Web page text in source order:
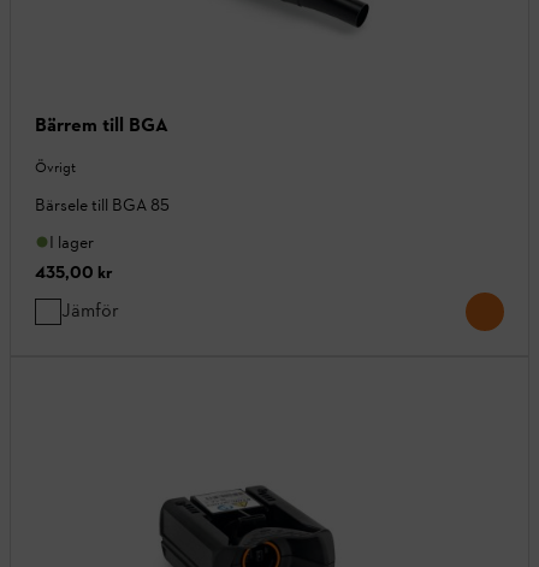
Bärrem till BGA
Övrigt
Bärsele till BGA 85
I lager
435,00 kr
Jämför